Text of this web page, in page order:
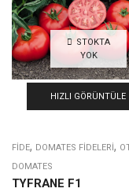
STOKTA
YOK
HIZLI GÖRÜNTÜLE
FIDE, DOMATES FIDELERI ,
DOMATES
TYFRANE F1